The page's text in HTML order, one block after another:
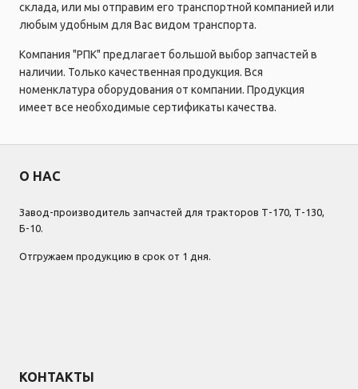
склада, или мы отправим его транспортной компанией или
любым удобным для Вас видом транспорта.
Компания "РПК" предлагает большой выбор запчастей в
наличии. Только качественная продукция. Вся
номенклатура оборудования от компании. Продукция
имеет все необходимые сертификаты качества.
О НАС
Завод-производитель запчастей для тракторов Т-170, Т-130,
Б-10.
Отгружаем продукцию в срок от 1 дня.
КОНТАКТЫ